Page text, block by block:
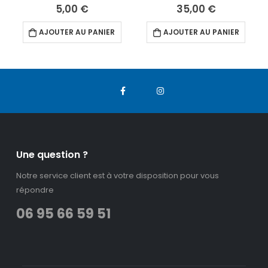
5,00 €
AJOUTER AU PANIER
35,00 €
AJOUTER AU PANIER
Une question ?
Notre service client est à votre disposition pour vous
répondre
06 95 66 59 51